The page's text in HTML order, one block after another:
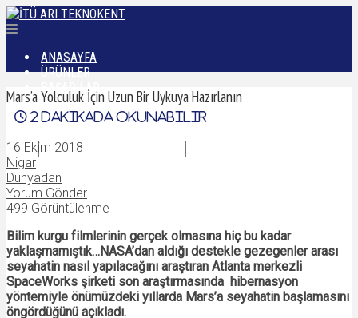
ANASAYFA
ÜRÜNLER
BAŞARILAR
DÜNYADAN
İLETIŞIM
Mars’a Yolculuk İçin Uzun Bir Uykuya Hazırlanın
2 dakikada okunabilir
16 Ekim 2018
Nigar
Dünyadan
Yorum Gönder
499 Görüntülenme
Bilim kurgu filmlerinin gerçek olmasına hiç bu kadar
yaklaşmamıştık…NASA’dan aldığı destekle gezegenler arası
seyahatin nasıl yapılacağını araştıran Atlanta merkezli
SpaceWorks şirketi son araştırmasında hibernasyon
yöntemiyle önümüzdeki yıllarda Mars’a seyahatin başlamasını
öngördüğünü açıkladı.